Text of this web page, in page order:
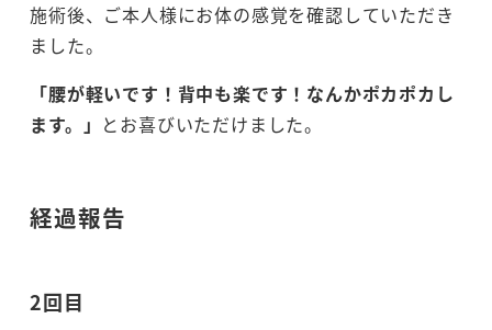
施術後、ご本人様にお体の感覚を確認していただき
ました。
「腰が軽いです！背中も楽です！なんかポカポカし
ます。」 とお喜びいただけました。
経過報告
2回目